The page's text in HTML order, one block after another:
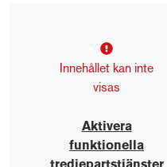
Innehållet kan inte
visas
Aktivera
funktionella